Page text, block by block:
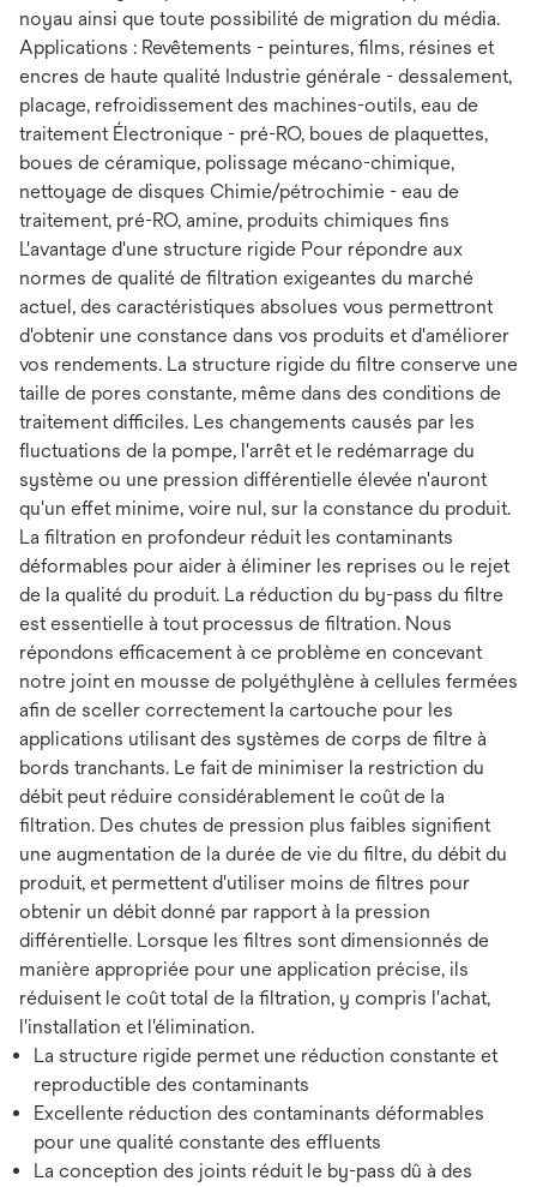
noyau ainsi que toute possibilité de migration du média.
Applications : Revêtements - peintures, films, résines et
encres de haute qualité Industrie générale - dessalement,
placage, refroidissement des machines-outils, eau de
traitement Électronique - pré-RO, boues de plaquettes,
boues de céramique, polissage mécano-chimique,
nettoyage de disques Chimie/pétrochimie - eau de
traitement, pré-RO, amine, produits chimiques fins
L'avantage d'une structure rigide Pour répondre aux
normes de qualité de filtration exigeantes du marché
actuel, des caractéristiques absolues vous permettront
d'obtenir une constance dans vos produits et d'améliorer
vos rendements. La structure rigide du filtre conserve une
taille de pores constante, même dans des conditions de
traitement difficiles. Les changements causés par les
fluctuations de la pompe, l'arrêt et le redémarrage du
système ou une pression différentielle élevée n'auront
qu'un effet minime, voire nul, sur la constance du produit.
La filtration en profondeur réduit les contaminants
déformables pour aider à éliminer les reprises ou le rejet
de la qualité du produit. La réduction du by-pass du filtre
est essentielle à tout processus de filtration. Nous
répondons efficacement à ce problème en concevant
notre joint en mousse de polyéthylène à cellules fermées
afin de sceller correctement la cartouche pour les
applications utilisant des systèmes de corps de filtre à
bords tranchants. Le fait de minimiser la restriction du
débit peut réduire considérablement le coût de la
filtration. Des chutes de pression plus faibles signifient
une augmentation de la durée de vie du filtre, du débit du
produit, et permettent d'utiliser moins de filtres pour
obtenir un débit donné par rapport à la pression
différentielle. Lorsque les filtres sont dimensionnés de
manière appropriée pour une application précise, ils
réduisent le coût total de la filtration, y compris l'achat,
l'installation et l'élimination.
La structure rigide permet une réduction constante et
reproductible des contaminants
Excellente réduction des contaminants déformables
pour une qualité constante des effluents
La conception des joints réduit le by-pass dû à des